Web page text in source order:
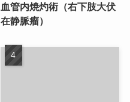
血管内焼灼術（右下肢大伏
在静脈瘤）